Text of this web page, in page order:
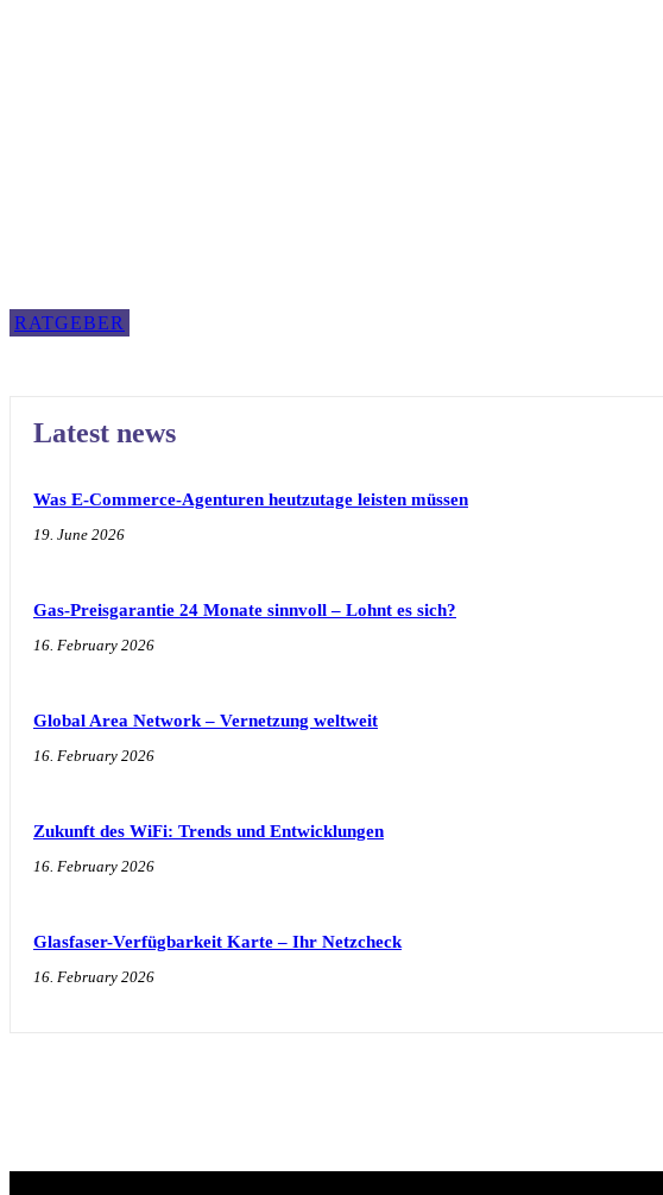
RATGEBER
Latest news
Was E-Commerce-Agenturen heutzutage leisten müssen
19. June 2026
Gas-Preisgarantie 24 Monate sinnvoll – Lohnt es sich?
16. February 2026
Global Area Network – Vernetzung weltweit
16. February 2026
Zukunft des WiFi: Trends und Entwicklungen
16. February 2026
Glasfaser-Verfügbarkeit Karte – Ihr Netzcheck
16. February 2026